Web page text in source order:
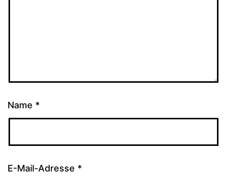
Name *
E-Mail-Adresse *